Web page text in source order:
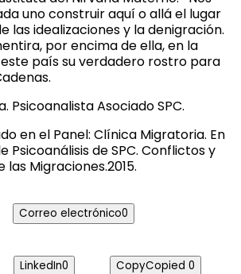
uno construir aquí o allá el lugar
las idealizaciones y la denigración.
por encima de ella, en la
país su verdadero rostro para
Psicoanalista Asociado SPC.
en el Panel: Clínica Migratoria. En
Psicoanálisis de SPC. Conflictos y
Migraciones.2015.
Correo electrónico0
LinkedIn0 CopyCopied 0